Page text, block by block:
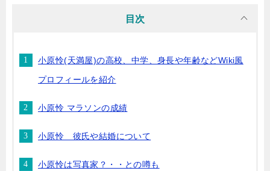
目次
小原怜(天満屋)の高校、中学、身長や年齢などWiki風
プロフィールを紹介
小原怜 マラソンの成績
小原怜 彼氏や結婚について
小原怜は写真家？・・との噂も